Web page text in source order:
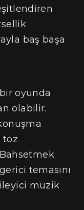
baş başa
oyunda
olabilir.
toz
temasını
müzik